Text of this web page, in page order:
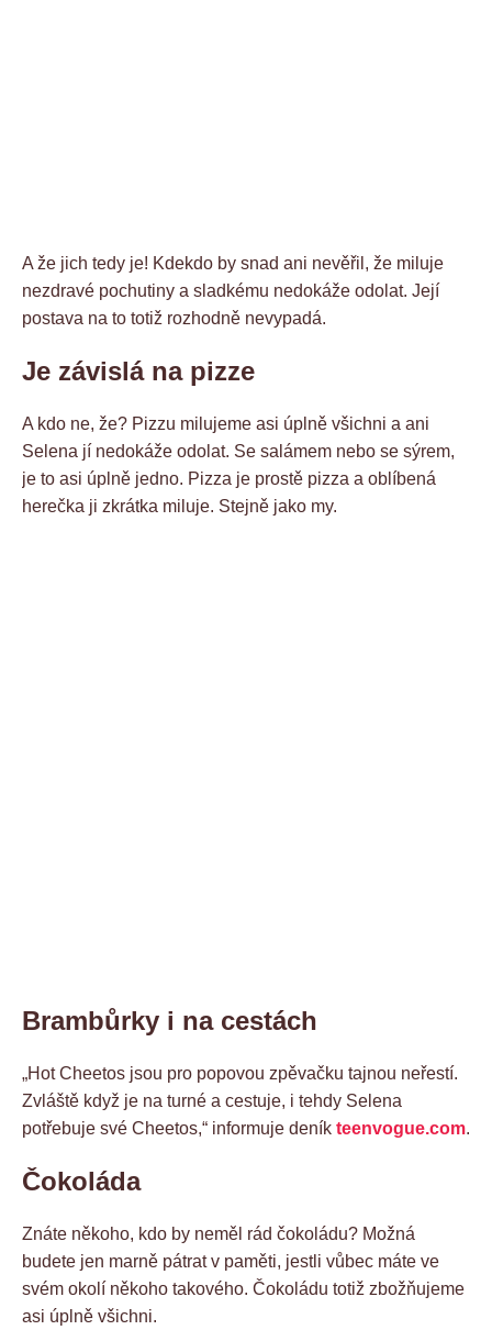
A že jich tedy je! Kdekdo by snad ani nevěřil, že miluje
nezdravé pochutiny a sladkému nedokáže odolat. Její
postava na to totiž rozhodně nevypadá.
Je závislá na pizze
A kdo ne, že? Pizzu milujeme asi úplně všichni a ani
Selena jí nedokáže odolat. Se salámem nebo se sýrem,
je to asi úplně jedno. Pizza je prostě pizza a oblíbená
herečka ji zkrátka miluje. Stejně jako my.
Brambůrky i na cestách
„Hot Cheetos jsou pro popovou zpěvačku tajnou neřestí.
Zvláště když je na turné a cestuje, i tehdy Selena
potřebuje své Cheetos,“ informuje deník teenvogue.com.
Čokoláda
Znáte někoho, kdo by neměl rád čokoládu? Možná
budete jen marně pátrat v paměti, jestli vůbec máte ve
svém okolí někoho takového. Čokoládu totiž zbožňujeme
asi úplně všichni.